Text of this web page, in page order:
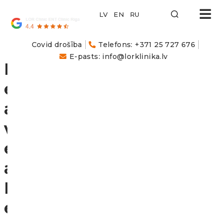
Covid drošība
Telefons: +371 25 727 676
E-pasts: info@lorklinika.lv
LOR
Klīnika
L
e
a
v
e
a
R
e